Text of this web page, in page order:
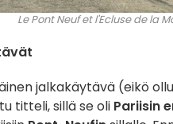
Le Pont Neuf et l'Ecluse de la
jalkakäytävä (eikö
titteli, sillä se oli Pariisin